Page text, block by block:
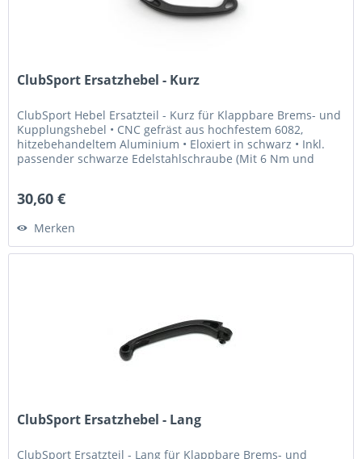
ClubSport Ersatzhebel - Kurz
ClubSport Hebel Ersatzteil - Kurz für Klappbare Brems- und
Kupplungshebel • CNC gefräst aus hochfestem 6082,
hitzebehandeltem Aluminium • Eloxiert in schwarz • Inkl.
passender schwarze Edelstahlschraube (Mit 6 Nm und
30,60 €
Merken
ClubSport Ersatzhebel - Lang
ClubSport Ersatzteil - Lang für Klappbare Brems- und